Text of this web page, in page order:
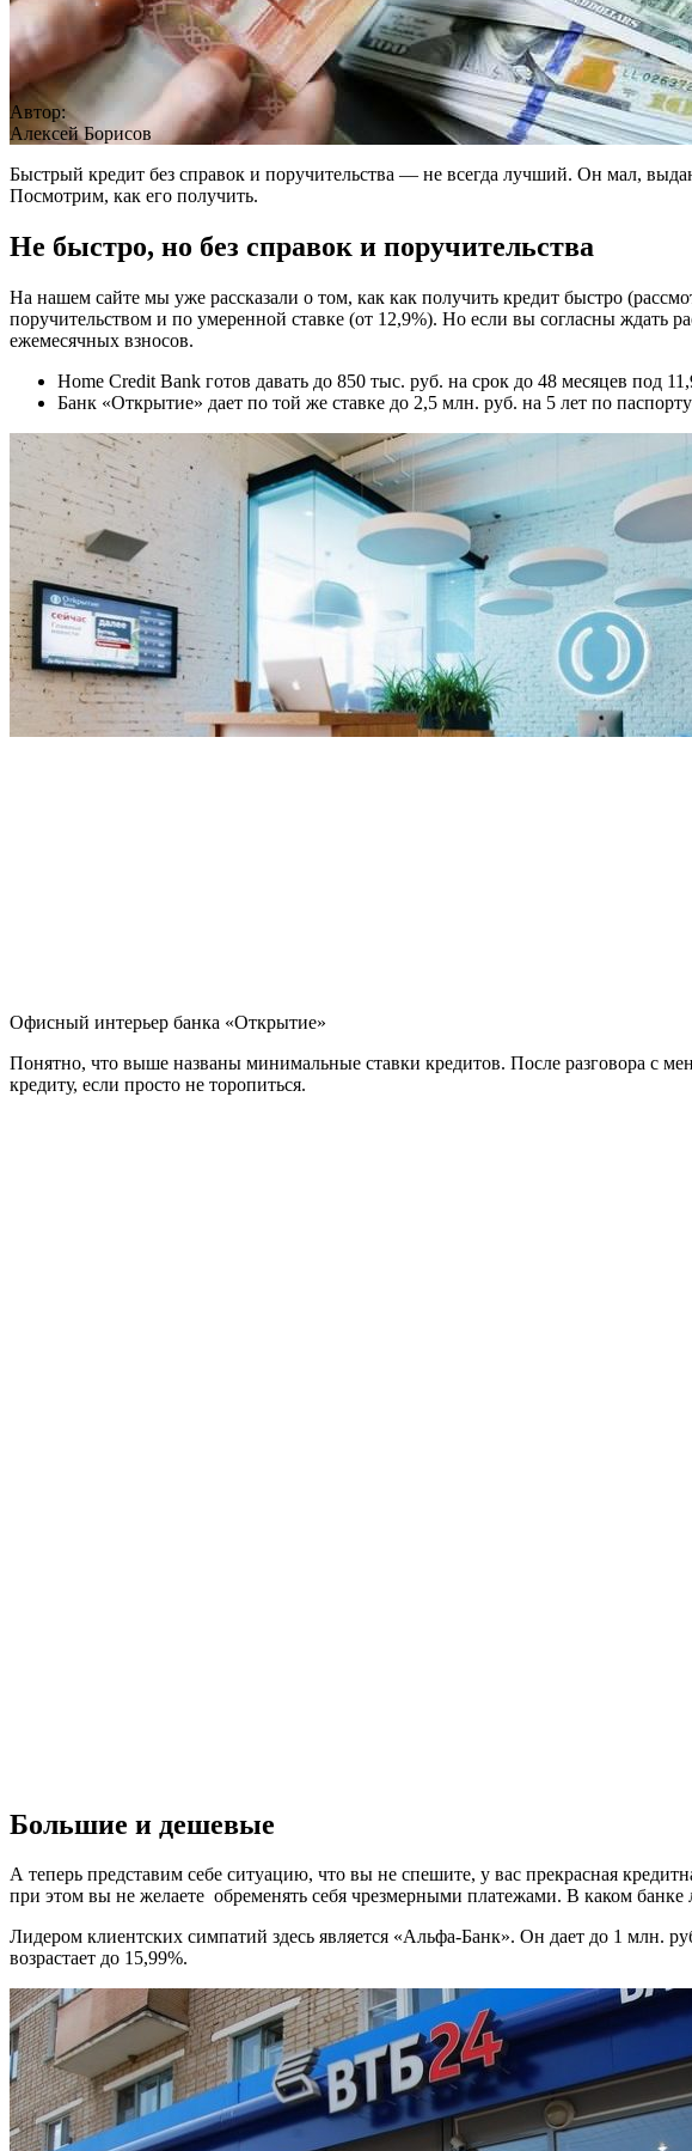
Автор:
Алексей Борисов
Быстрый кредит без справок и поручительства — не всегда лучший. Он мал,
Посмотрим, как его получить.
Не быстро, но без справок и поручительства
На нашем сайте мы уже рассказали о том, как как получить кредит быстро
поручительством и по умеренной ставке (от 12,9%). Но если вы согласны ждать
ежемесячных взносов.
Home Credit Bank готов давать до 850 тыс. руб. на срок до 48 месяцев под
Банк «Открытие» дает по той же ставке до 2,5 млн. руб. на 5 лет по
Офисный интерьер банка «Открытие»
Понятно, что выше названы минимальные ставки кредитов. После разговора с
кредиту, если просто не торопиться.
Большие и дешевые
А теперь представим себе ситуацию, что вы не спешите, у вас прекрасная
при этом вы не желаете обременять себя чрезмерными платежами. В каком банке
Лидером клиентских симпатий здесь является «Альфа-Банк». Он дает до 1 млн.
возрастает до 15,99%.